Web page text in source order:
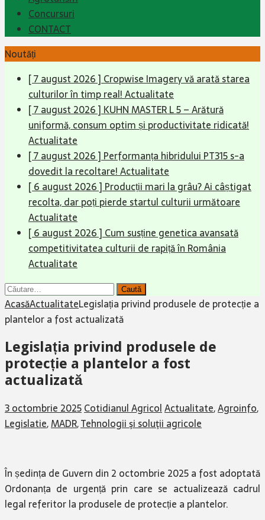
Concursuri
CONTACT
Noutăți
[ 7 august 2026 ] Cropwise Imagery vă arată starea
culturilor în timp real!Actualitate
[ 7 august 2026 ] KUHN MASTER L 5 – Arătură
uniformă, consum optim și productivitate ridicată!
Actualitate
[ 7 august 2026 ] Performanța hibridului PT315 s-a
dovedit la recoltare!Actualitate
[ 6 august 2026 ] Producții mari la grâu? Ai câștigat
recolta, dar poți pierde startul culturii următoare
Actualitate
[ 6 august 2026 ] Cum susține genetica avansată
competitivitatea culturii de rapiță în România
Actualitate
Caută
după:
AcasăActualitateLegislația privind produsele de protecție a
plantelor a fost actualizată
Legislația privind produsele de
protecție a plantelor a fost
actualizată
3 octombrie 2025Cotidianul AgricolActualitate,Agroinfo,
Legislatie,MADR,Tehnologii şi soluţii agricole
În ședința de Guvern din 2 octombrie 2025 a fost adoptată
Ordonanța de urgență prin care se actualizează cadrul
legal referitor la produsele de protecție a plantelor.